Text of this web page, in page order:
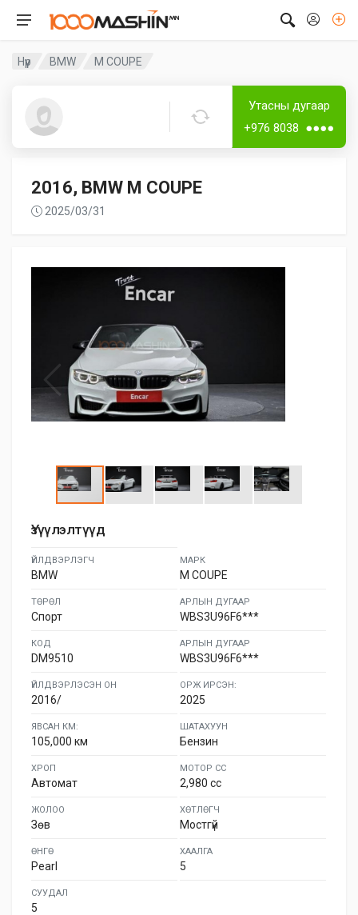
Нүүр BMW M COUPE
Утасны дугаар
+976 8038 ●●●●
2016, BMW M COUPE
2025/03/31
Үзүүлэлтүүд
ҮЙЛДВЭРЛЭГЧ
BMW
МАРК
M COUPE
ТӨРӨЛ
Спорт
АРЛЫН ДУГААР
WBS3U96F6***
КОД
DM9510
АРЛЫН ДУГААР
WBS3U96F6***
ҮЙЛДВЭРЛЭСЭН ОН
2016/
ОРЖ ИРСЭН:
2025
ЯВСАН КМ:
105,000 км
ШАТАХУУН
Бензин
ХРОП
Автомат
МОТОР СС
2,980 cc
ЖОЛОО
Зөв
ХӨТЛӨГЧ
Мостгүй
ӨНГӨ
Pearl
ХААЛГА
5
СУУДАЛ
5